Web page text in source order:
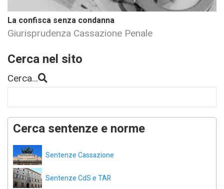
La confisca senza condanna
Giurisprudenza Cassazione Penale
Cerca nel sito
Cerca...
Cerca sentenze e norme
Sentenze Cassazione
Sentenze CdS e TAR